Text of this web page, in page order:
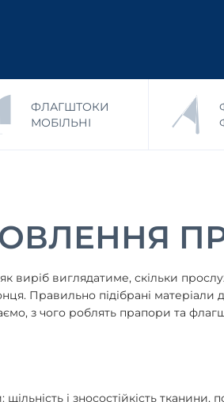
ФЛАГШТОКИ
МОБІЛЬНІ
виглядатиме, скільки
Правильно підібрані
з чого роблять прапори та
і зносостійкість тканини,